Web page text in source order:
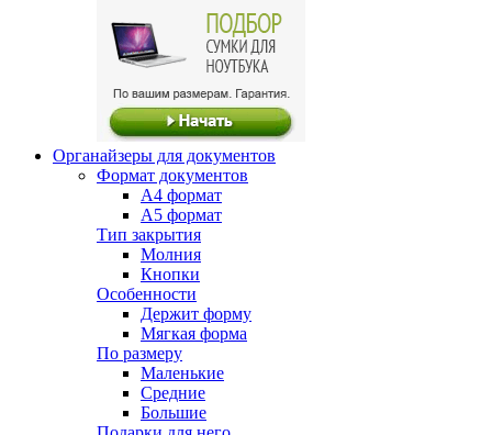
Органайзеры для документов
Формат документов
А4 формат
А5 формат
Тип закрытия
Молния
Кнопки
Особенности
Держит форму
Мягкая форма
По размеру
Маленькие
Средние
Большие